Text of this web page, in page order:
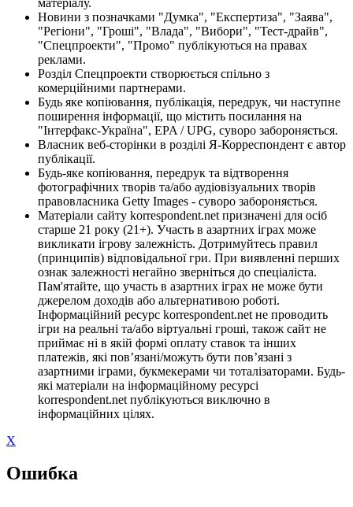
Новини з позначками "Думка", "Експертиза", "Заява",
"Регіони", "Гроші", "Влада", "Вибори", "Тест-драйв",
"Спецпроекти", "Промо" публікуються на правах
реклами.
Розділ Спецпроекти створюється спільно з
комерційними партнерами.
Будь яке копіювання, публікація, передрук, чи наступне
поширення інформації, що містить посилання на
"Інтерфакс-Україна", EPA / UPG, суворо забороняється.
Власник веб-сторінки в розділі Я-Корреспондент є автор
публікації.
Будь-яке копіювання, передрук та відтворення
фотографічних творів та/або аудіовізуальних творів
правовласника Getty Images - суворо забороняється.
Матеріали сайту korrespondent.net призначені для осіб
старше 21 року (21+). Участь в азартних іграх може
викликати ігрову залежність. Дотримуйтесь правил
(принципів) відповідальної гри. При виявленні перших
ознак залежності негайно зверніться до спеціаліста.
Пам'ятайте, що участь в азартних іграх не може бути
джерелом доходів або альтернативою роботі.
Інформаційний ресурс korrespondent.net не проводить
ігри на реальні та/або віртуальні гроші, також сайт не
приймає ні в якій формі оплату ставок та інших
платежів, які пов’язані/можуть бути пов’язані з
азартними іграми, букмекерами чи тоталізаторами. Будь-
які матеріали на інформаційному ресурсі
korrespondent.net публікуються виключно в
інформаційних цілях.
X
Ошибка